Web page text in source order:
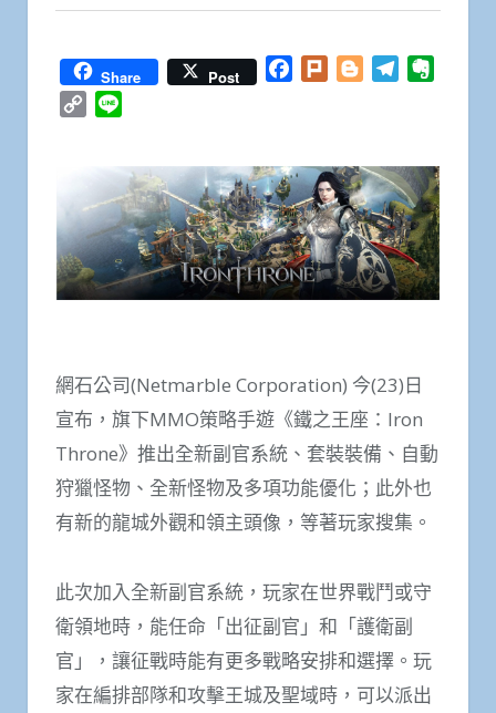
Share Post Facebook
Plurk BloggerTelegram
Copy
網石公司(Netmarble Corporation) 今(23)日
宣布，旗下MMO策略手遊《鐵之王座：Iron
Throne》推出全新副官系統、套裝裝備、自動
狩獵怪物、全新怪物及多項功能優化；此外也
有新的龍城外觀和領主頭像，等著玩家搜集。
此次加入全新副官系統，玩家在世界戰鬥或守
衛領地時，能任命「出征副官」和「護衛副
官」，讓征戰時能有更多戰略安排和選擇。玩
家在編排部隊和攻擊王城及聖域時，可以派出